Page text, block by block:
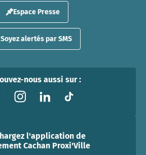
Espace Presse
Soyez alertés par SMS
nous aussi sur :
l'application de
Cachan Proxi'Ville